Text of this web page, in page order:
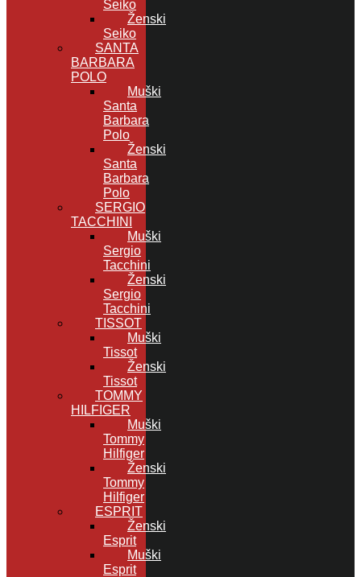
Seiko
Ženski
Seiko
SANTA
BARBARA
POLO
Muški
Santa
Barbara
Polo
Ženski
Santa
Barbara
Polo
SERGIO
TACCHINI
Muški
Sergio
Tacchini
Ženski
Sergio
Tacchini
TISSOT
Muški
Tissot
Ženski
Tissot
TOMMY
HILFIGER
Muški
Tommy
Hilfiger
Ženski
Tommy
Hilfiger
ESPRIT
Ženski
Esprit
Muški
Esprit